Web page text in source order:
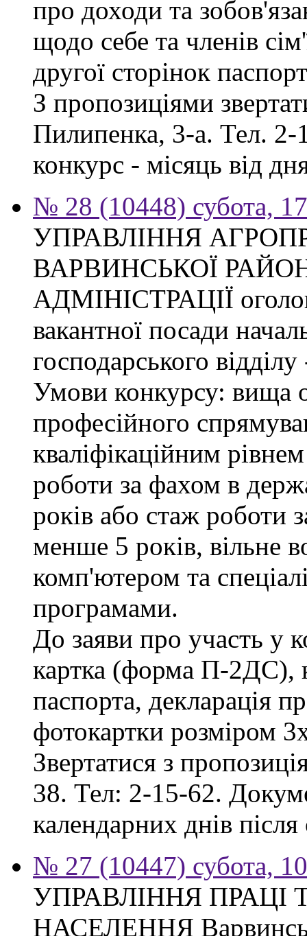
про доходи та
щодо себе та членів
другої сторінок
З пропозиціями
Пилипенка, 3-а. Тел. 2-
конкурс - місяць від
№ 28 (10448) субота,
УПРАВЛІННЯ
ВАРВИНСЬКОЇ
АДМІНІСТРАЦІЇ
вакантної посади
господарського
Умови конкурсу: вища
професійного
кваліфікаційним
роботи за фахом в
років або стаж роботи
менше 5 років, вільне
комп'ютером та
програмами.
До заяви про участь у
картка (форма П-2ДС),
паспорта, декларація
фотокартки розміром
Звертатися з
38. Тел: 2-15-62.
календарних днів
№ 27 (10447) субота,
УПРАВЛІННЯ ПРАЦІ
НАСЕЛЕННЯ